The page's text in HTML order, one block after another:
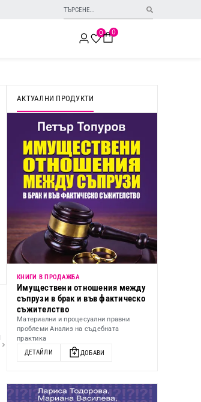
0 0
АКТУАЛНИ ПРОДУКТИ
КНИГИ В ПРОДАЖБА
Имуществени отношения между
съпрузи в брак и във фактическо
съжителство
Материални и процесуални правни
проблеми Анализ на съдебната
практика
ДЕТАЙЛИ
ДОБАВИ